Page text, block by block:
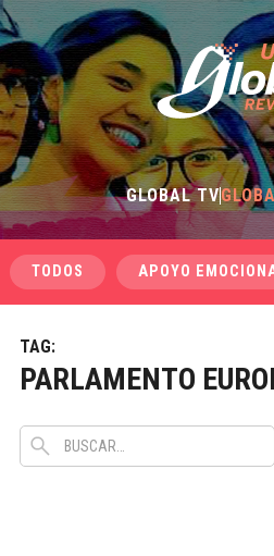
GLOBAL TV
TODOS APOYO
TAG:
PARLAMENTO